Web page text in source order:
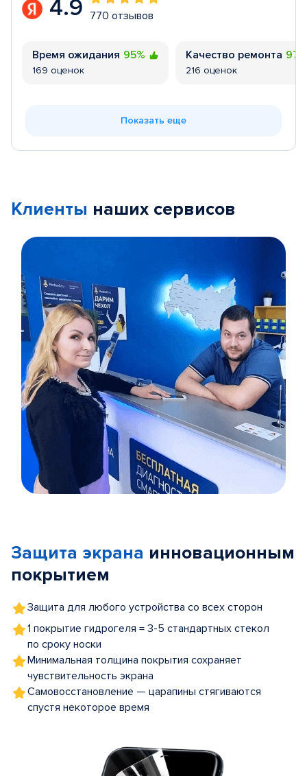
4.9 770 отзывов
Время ожидания 95%
169 оценок
Качество ремонта
216 оценок
Показать еще
Клиенты наших сервисов
5
Защита экрана инновационным
покрытием
Защита для любого устройства со всех сторон
1 покрытие гидрогеля = 3-5 стандартных стекол
по сроку носки
Минимальная толщина покрытия сохраняет
чувствительность экрана
Самовосстановление — царапины стягиваются
спустя некоторое время